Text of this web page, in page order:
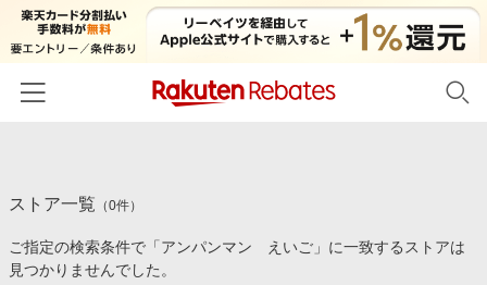
カテゴリー一覧
百貨店・総合ECモール
イベント一覧
ストア一覧 （0件）
ご指定の検索条件で「アンパンマン えいご」に一致するストアは
見つかりませんでした。